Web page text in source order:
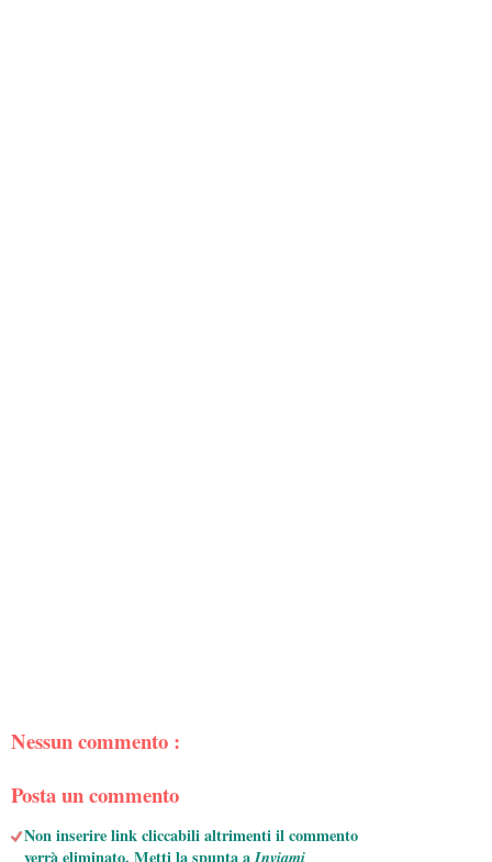
Nessun commento :
Posta un commento
Non inserire link cliccabili altrimenti il commento
verrà eliminato. Metti la spunta aInviami